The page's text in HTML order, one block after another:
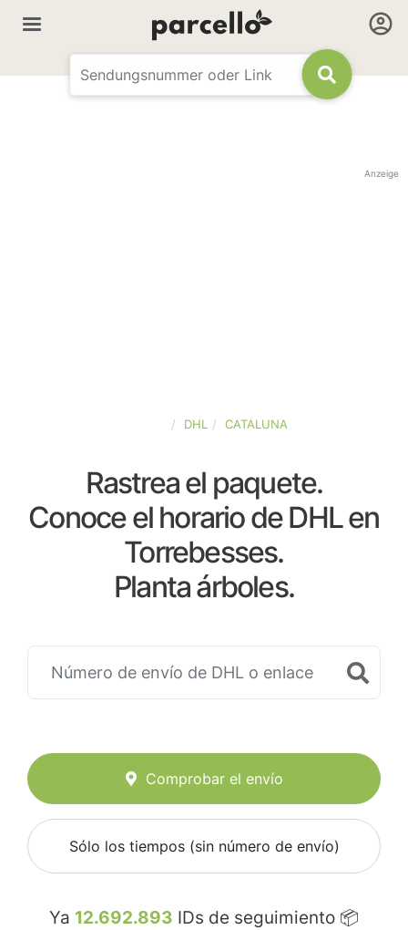
Anzeige
DHL CATALUNA
Rastrea el paquete.
Conoce el horario de DHL en
Torrebesses.
Planta árboles.
Comprobar el envío
Sólo los tiempos (sin número de envío)
Ya 12.692.893 IDs de seguimiento 📦